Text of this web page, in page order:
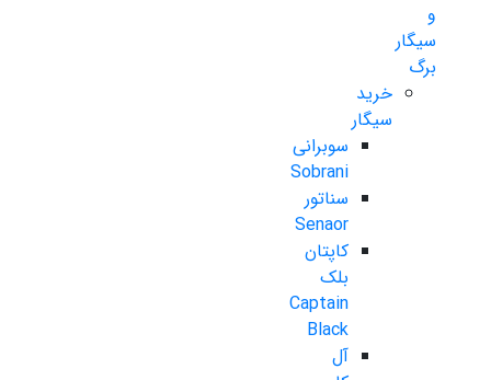
و
سیگار
برگ
خرید
سیگار
سوبرانی
Sobrani
سناتور
Senaor
کاپتان
بلک
Captain
Black
آل